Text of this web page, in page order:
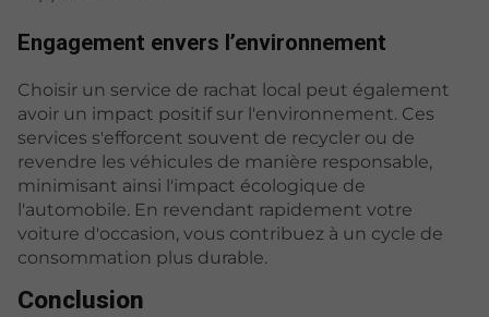
Engagement envers l’environnement
Choisir un service de rachat local peut également
avoir un impact positif sur l'environnement. Ces
services s'efforcent souvent de recycler ou de
revendre les véhicules de manière responsable,
minimisant ainsi l'impact écologique de
l'automobile. En revendant rapidement votre
voiture d'occasion, vous contribuez à un cycle de
consommation plus durable.
Conclusion